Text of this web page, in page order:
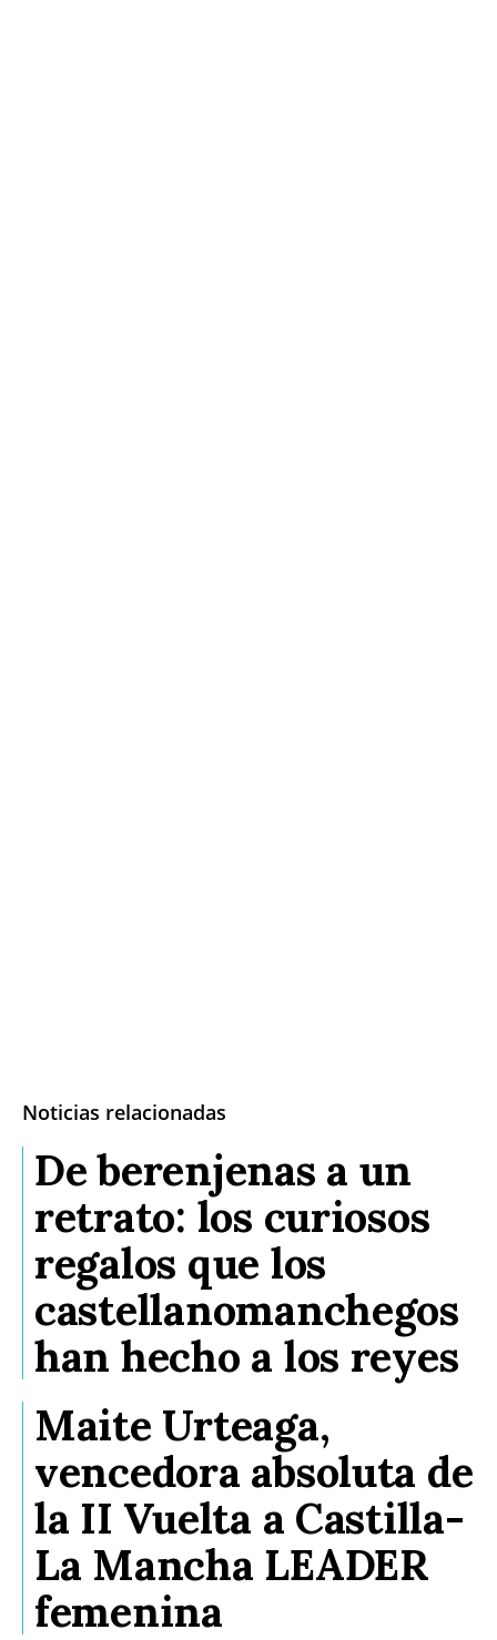
Noticias relacionadas
De berenjenas a un
retrato: los curiosos
regalos que los
castellanomanchegos
han hecho a los reyes
Maite Urteaga,
vencedora absoluta de
la II Vuelta a Castilla-
La Mancha LEADER
femenina